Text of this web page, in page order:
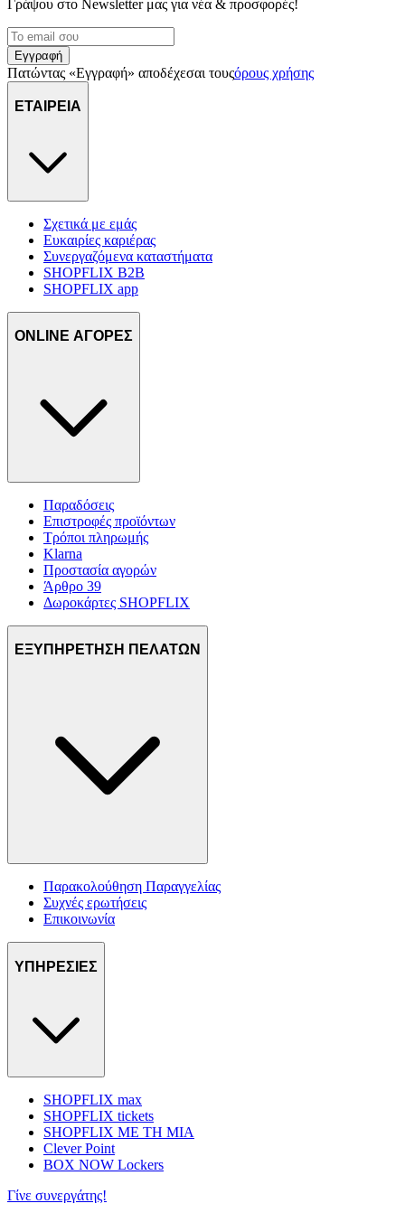
Γράψου στο Νewsletter μας για νέα & προσφορές!
Εγγραφή
Πατώντας «Εγγραφή» αποδέχεσαι τουςόρους χρήσης
ΕΤΑΙΡΕΙΑ
Σχετικά με εμάς
Ευκαιρίες καριέρας
Συνεργαζόμενα καταστήματα
SHOPFLIX B2B
SHOPFLIX app
ONLINE ΑΓΟΡΕΣ
Παραδόσεις
Επιστροφές προϊόντων
Τρόποι πληρωμής
Klarna
Προστασία αγορών
Άρθρο 39
Δωροκάρτες SHOPFLIX
ΕΞΥΠΗΡΕΤΗΣΗ ΠΕΛΑΤΩΝ
Παρακολούθηση Παραγγελίας
Συχνές ερωτήσεις
Επικοινωνία
ΥΠΗΡΕΣΙΕΣ
SHOPFLIX max
SHOPFLIX tickets
SHOPFLIX ΜΕ ΤΗ ΜΙΑ
Clever Point
BOX NOW Lockers
Γίνε συνεργάτης!